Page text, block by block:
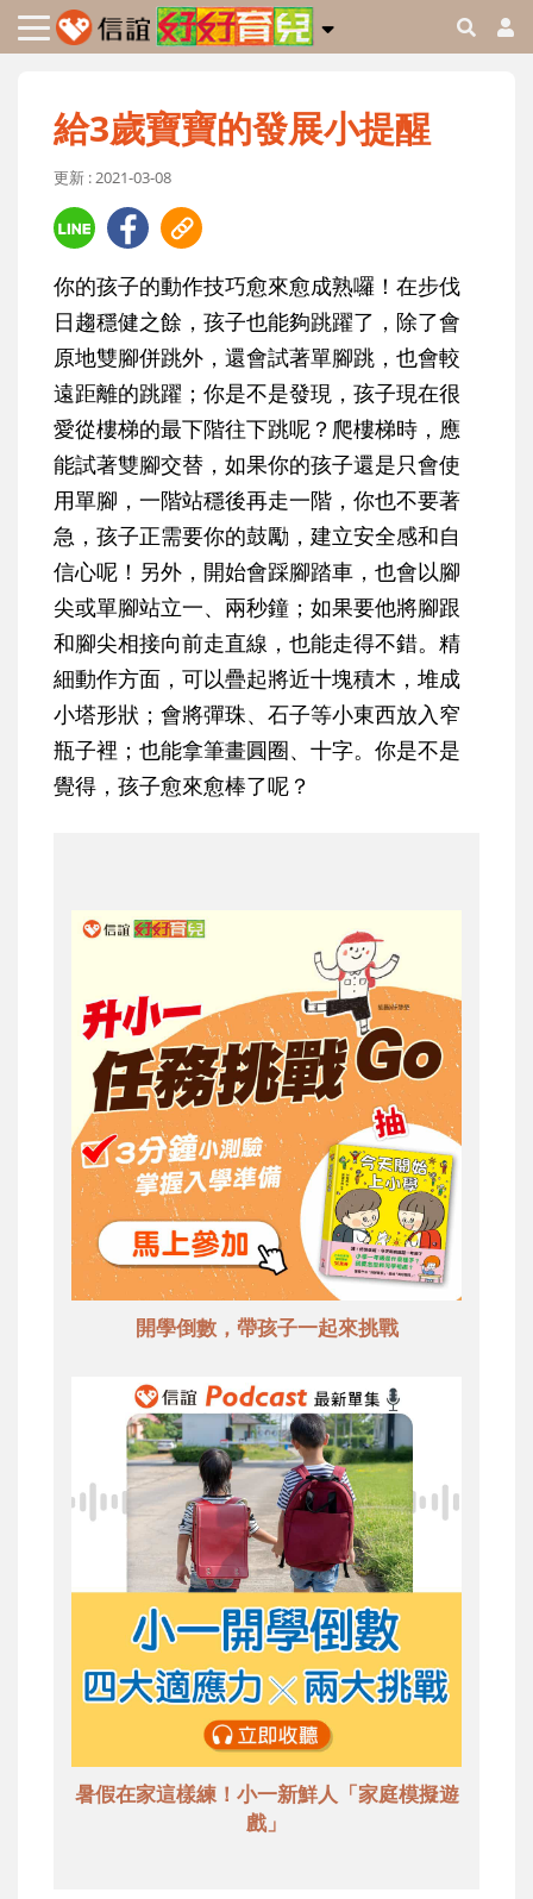
給3歲寶寶的發展小提醒
更新 : 2021-03-08
你的孩子的動作技巧愈來愈成熟囉！在步伐
日趨穩健之餘，孩子也能夠跳躍了，除了會
原地雙腳併跳外，還會試著單腳跳，也會較
遠距離的跳躍；你是不是發現，孩子現在很
愛從樓梯的最下階往下跳呢？爬樓梯時，應
能試著雙腳交替，如果你的孩子還是只會使
用單腳，一階站穩後再走一階，你也不要著
急，孩子正需要你的鼓勵，建立安全感和自
信心呢！另外，開始會踩腳踏車，也會以腳
尖或單腳站立一、兩秒鐘；如果要他將腳跟
和腳尖相接向前走直線，也能走得不錯。精
細動作方面，可以疊起將近十塊積木，堆成
小塔形狀；會將彈珠、石子等小東西放入窄
瓶子裡；也能拿筆畫圓圈、十字。你是不是
覺得，孩子愈來愈棒了呢？
開學倒數，帶孩子一起來挑戰
暑假在家這樣練！小一新鮮人「家庭模擬遊
戲」